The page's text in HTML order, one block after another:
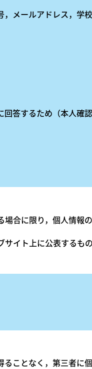
メールアドレス，
答するため（本人確
合に限り，個人情報
イト上に公表するもの
ことなく，第三者に